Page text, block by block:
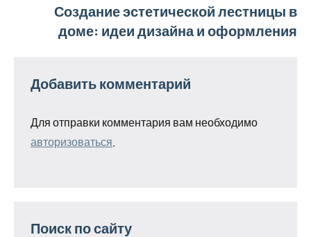
Создание эстетической лестницы в
доме: идеи дизайна и оформления
Добавить комментарий
Для отправки комментария вам необходимо
авторизоваться
Поиск по сайту